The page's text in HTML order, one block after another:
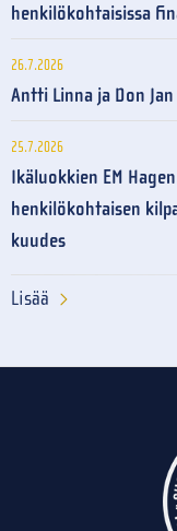
henkilökohtaisissa
26.7.2026
Antti Linna ja Don Jan
25.7.2026
Ikäluokkien EM
henkilökohtaisen
kuudes
Lisää